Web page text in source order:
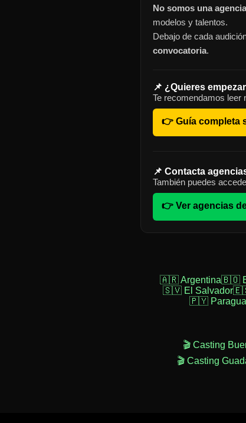
No somos una
modelos y talentos.
Debajo de cada
convocatoria.
📌 ¿Quieres
Te recomendamos leer
👉 Guía completa
📌 Contacta
También puedes
👉 Ver agencias
🇦🇷 Argentina🇧🇴
🇸🇻 El Salvador
🇵🇾
🎬 Casting
🎬 Casting